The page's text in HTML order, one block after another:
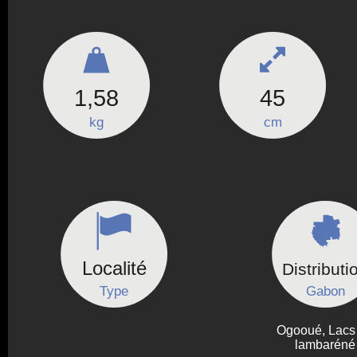
1,58
kg
45
cm
Localité
Type Gabon
Ogooué,
lambaréné